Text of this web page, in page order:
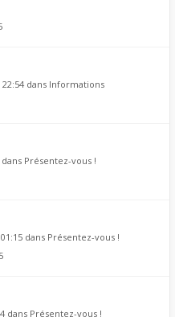
dans Informations
dans Présentez-vous !
dans Présentez-vous !
dans Présentez-vous !